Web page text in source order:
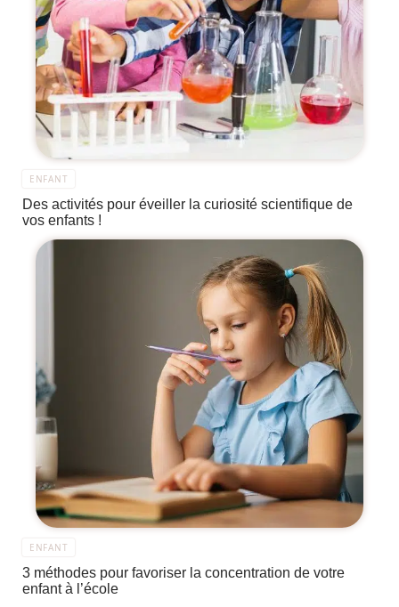
ENFANT
Des activités pour éveiller la curiosité scientifique de
vos enfants !
ENFANT
3 méthodes pour favoriser la concentration de votre
enfant à l’école